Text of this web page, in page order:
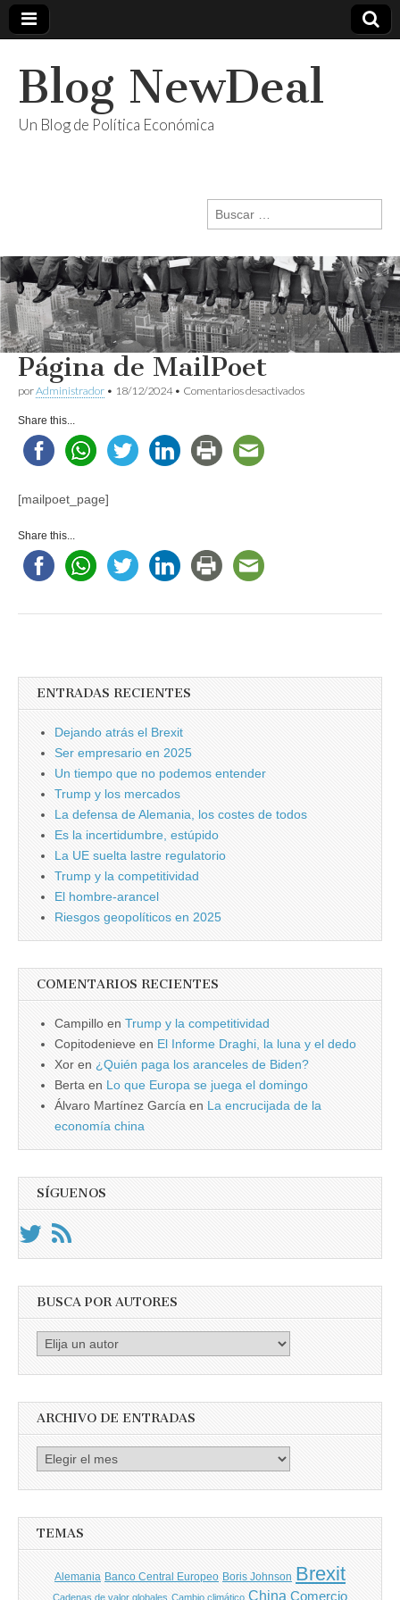
Blog NewDeal
Un Blog de Política Económica
Buscar:
Página de MailPoet
porAdministrador • 18/12/2024• Comentarios desactivadosen
Share this...
[mailpoet_page]
Share this...
navigation
ENTRADAS RECIENTES
Dejando atrás el Brexit
Ser empresario en 2025
Un tiempo que no podemos entender
Trump y los mercados
La defensa de Alemania, los costes de todos
Es la incertidumbre, estúpido
La UE suelta lastre regulatorio
Trump y la competitividad
El hombre-arancel
Riesgos geopolíticos en 2025
COMENTARIOS RECIENTES
Campillo en Trump y la competitividad
Copitodenieve en El Informe Draghi, la luna y el dedo
Xor en ¿Quién paga los aranceles de Biden?
Berta en Lo que Europa se juega el domingo
Álvaro Martínez García en La encrucijada de la
economía china
SÍGUENOS
BUSCA POR AUTORES
Busca
ARCHIVO DE ENTRADAS
Archivo
TEMAS
Alemania Banco Central Europeo Boris Johnson Brexit
Cadenas de valor globales Cambio climático China Comercio